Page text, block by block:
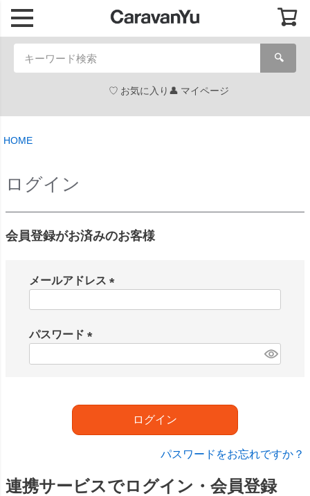
🔍
お気に入り マイページ
HOME
ログイン
会員登録がお済みのお客様
メールアドレス
パスワード
)
ログイン
パスワードをお忘れですか？
連携サービスでログイン・会員登録